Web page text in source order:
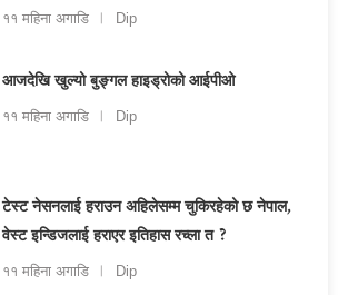
११ महिना अगाडि Dip
आजदेखि खुल्यो बुङ्गल हाइड्रोको आईपीओ
११ महिना अगाडि Dip
टेस्ट नेसनलाई हराउन अहिलेसम्म चुकिरहेको छ नेपाल,
वेस्ट इन्डिजलाई हराएर इतिहास रच्ला त ?
११ महिना अगाडि Dip